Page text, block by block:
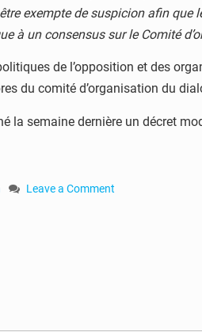
exempte de suspicion afin
à un consensus sur le Comité
de l’opposition et des
du comité d’organisation du
la semaine dernière un décret
Leave a Comment